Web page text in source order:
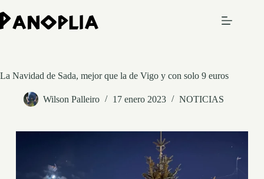
al
contenido
La Navidad de Sada, mejor que la de Vigo y con solo 9 euros
Wilson Palleiro 17 enero 2023 NOTICIAS